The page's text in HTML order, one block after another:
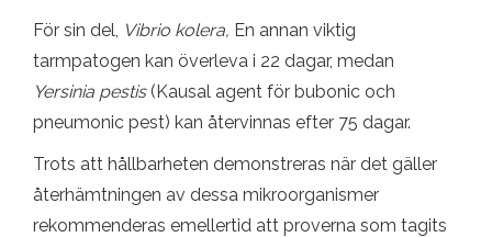
För sin del, Vibrio kolera, En annan viktig
tarmpatogen kan överleva i 22 dagar, medan
Yersinia pestis(Kausal agent för bubonic och
pneumonic pest) kan återvinnas efter 75 dagar.
Trots att hållbarheten demonstreras när det gäller
återhämtningen av dessa mikroorganismer
rekommenderas emellertid att proverna som tagits